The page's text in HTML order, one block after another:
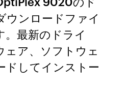
ウンロードファイ
。最新のドライ
ェア、ソフトウェ
ドしてインストー